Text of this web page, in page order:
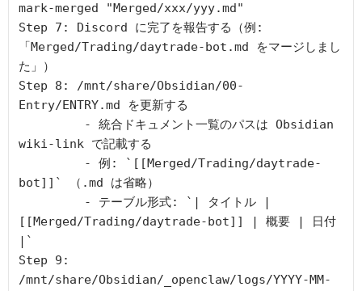
mark-merged "Merged/xxx/yyy.md"
Step 7: Discord に完了を報告する（例:
「Merged/Trading/daytrade-bot.md をマージしまし
た」）
Step 8: /mnt/share/Obsidian/00-
Entry/ENTRY.md を更新する
wiki-link で記載する
bot]]` （.md は省略）
[[Merged/Trading/daytrade-bot]] | 概要 | 日付
|`
Step 9:
/mnt/share/Obsidian/_openclaw/logs/YYYY-MM-